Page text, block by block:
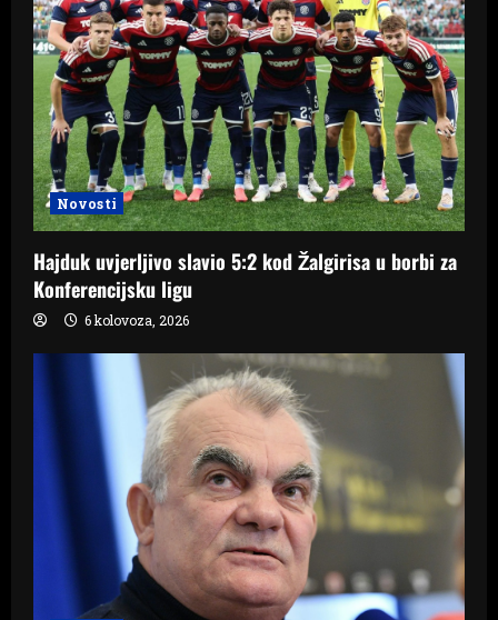
Novosti
Hajduk uvjerljivo slavio 5:2 kod Žalgirisa u borbi za
Konferencijsku ligu
6 kolovoza, 2026